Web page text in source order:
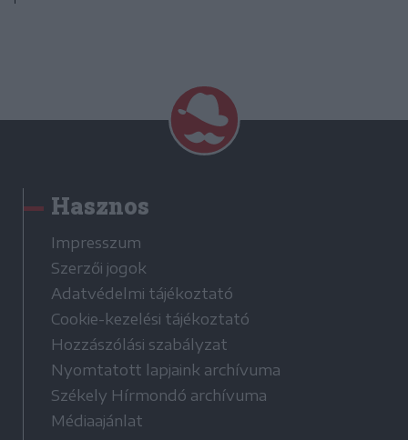
Hasznos
Impresszum
Szerzői jogok
Adatvédelmi tájékoztató
Cookie-kezelési tájékoztató
Hozzászólási szabályzat
Nyomtatott lapjaink archívuma
Székely Hírmondó archívuma
Médiaajánlat